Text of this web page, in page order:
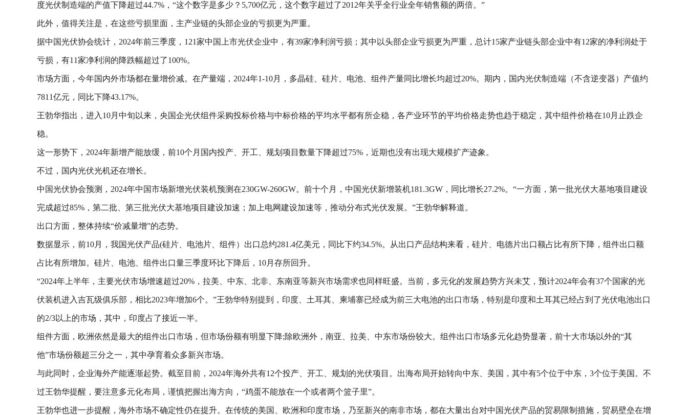
度光伏制造端的产值下降超过44.7%，“这个数字是多少？5,700亿元，这个数字超过了2012年关乎全行业全年销售额的两倍。”
此外，值得关注是，在这些亏损里面，主产业链的头部企业的亏损更为严重。
据中国光伏协会统计，2024年前三季度，121家中国上市光伏企业中，有39家净利润亏损；其中以头部企业亏损更为严重，总计15家产业链头部企业中有12家的净利润处于
亏损，有11家净利润的降跌幅超过了100%。
市场方面，今年国内外市场都在量增价减。在产量端，2024年1-10月，多晶硅、硅片、电池、组件产量同比增长均超过20%。期内，国内光伏制造端（不含逆变器）产值约
7811亿元，同比下降43.17%。
王勃华指出，进入10月中旬以来，央国企光伏组件采购投标价格与中标价格的平均水平都有所企稳，各产业环节的平均价格走势也趋于稳定，其中组件价格在10月止跌企
稳。
这一形势下，2024年新增产能放缓，前10个月国内投产、开工、规划项目数量下降超过75%，近期也没有出现大规模扩产迹象。
不过，国内光伏光机还在增长。
中国光伏协会预测，2024年中国市场新增光伏装机预测在230GW-260GW。前十个月，中国光伏新增装机181.3GW，同比增长27.2%。“一方面，第一批光伏大基地项目建设
完成超过85%，第二批、第三批光伏大基地项目建设加速；加上电网建设加速等，推动分布式光伏发展。”王勃华解释道。
出口方面，整体持续“价减量增”的态势。
数据显示，前10月，我国光伏产品(硅片、电池片、组件）出口总约281.4亿美元，同比下约34.5%。从出口产品结构来看，硅片、电德片出口额占比有所下降，组件出口额
占比有所增加。硅片、电池、组件出口量三季度环比下降后，10月存所回升。
“2024年上半年，主要光伏市场增速超过20%，拉美、中东、北非、东南亚等新兴市场需求也同样旺盛。当前，多元化的发展趋势方兴未艾，预计2024年会有37个国家的光
伏装机进入吉瓦级俱乐部，相比2023年增加6个。”王勃华特别提到，印度、土耳其、柬埔寨已经成为前三大电池的出口市场，特别是印度和土耳其已经占到了光伏电池出口
的2/3以上的市场，其中，印度占了接近一半。
组件方面，欧洲依然是最大的组件出口市场，但市场份额有明显下降;除欧洲外，南亚、拉美、中东市场份较大。组件出口市场多元化趋势显著，前十大市场以外的“其
他”市场份额超三分之一，其中孕育着众多新兴市场。
与此同时，企业海外产能逐渐起势。截至目前，2024年海外共有12个投产、开工、规划的光伏项目。出海布局开始转向中东、美国，其中有5个位于中东，3个位于美国。不
过王勃华提醒，要注意多元化布局，谨慎把握出海方向，“鸡蛋不能放在一个或者两个篮子里”。
王勃华也进一步提醒，海外市场不确定性仍在提升。在传统的美国、欧洲和印度市场，乃至新兴的南非市场，都在大量出台对中国光伏产品的贸易限制措施，贸易壁垒在增